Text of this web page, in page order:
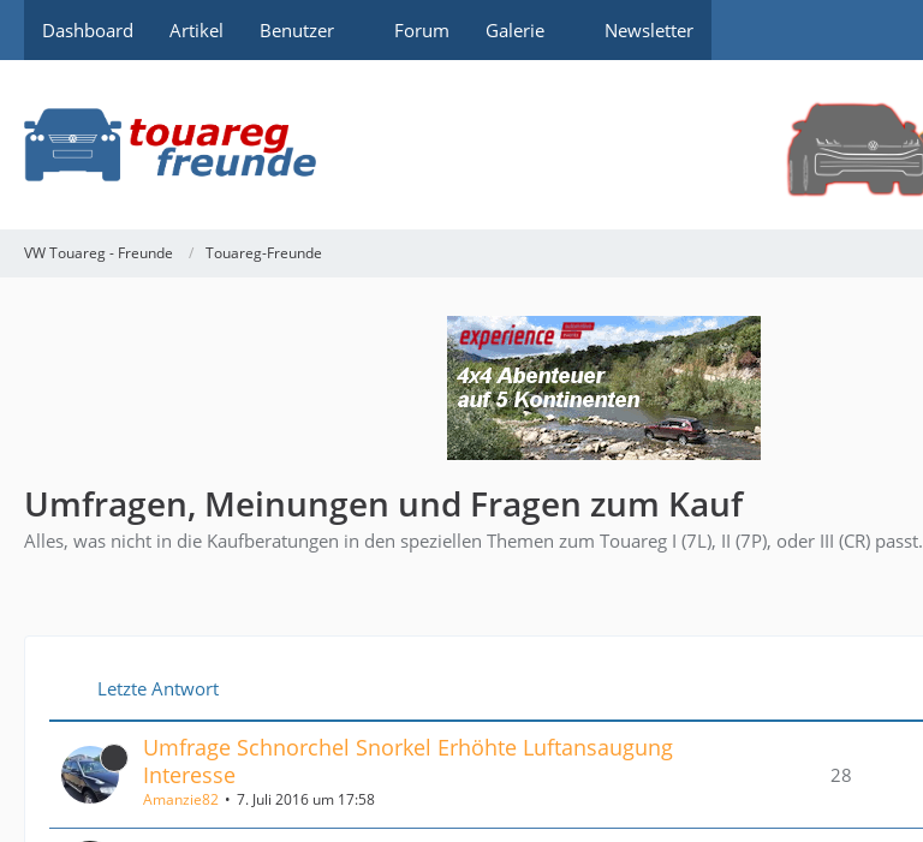
Dashboard Artikel Benutzer Forum Galerie Newsletter
VW Touareg - Freunde Touareg-Freunde
Umfragen, Meinungen und Fragen zum Kauf
Alles, was nicht in die Kaufberatungen in den speziellen Themen zum Touareg I (7L), II (7P), oder III (CR) passt.
Letzte Antwort
Umfrage Schnorchel Snorkel Erhöhte Luftansaugung
Interesse
Amanzie82 7. Juli 2016 um 17:58
28